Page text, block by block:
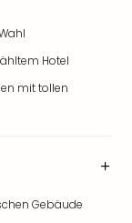
Hotel
mit tollen
Gebäude